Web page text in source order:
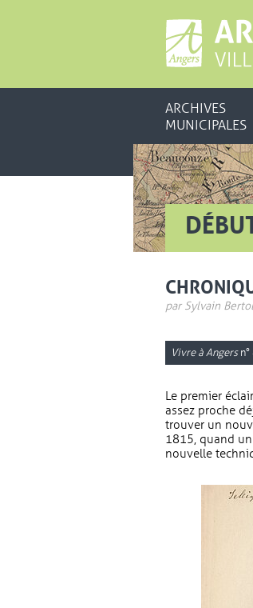
ARCHIVES
MUNICIPALES
par Sylvain
Vivre à Angersn°
Le premier
assez proche
trouver un
1815, quand
nouvelle